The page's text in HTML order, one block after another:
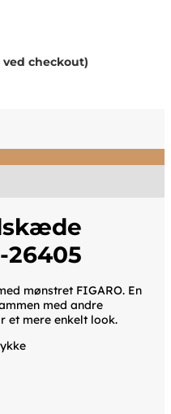
checkout)
26405
mønstret FIGARO. En
med andre
et mere enkelt look.